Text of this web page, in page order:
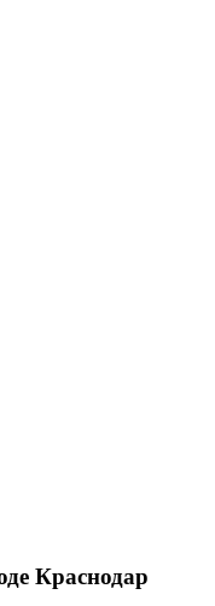
Краснодар